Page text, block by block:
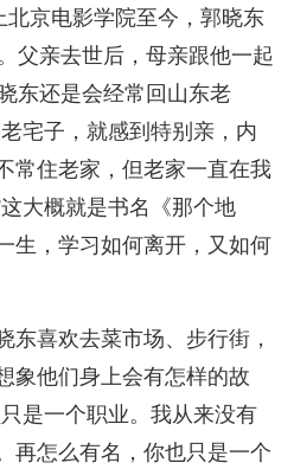
北京电影学院至今，郭晓东
父亲去世后，母亲跟他一起
东还是会经常回山东老
宅子，就感到特别亲，内
常住老家，但老家一直在我
大概就是书名《那个地
生，学习如何离开，又如何
东喜欢去菜市场、步行街，
象他们身上会有怎样的故
是一个职业。我从来没有
再怎么有名，你也只是一个